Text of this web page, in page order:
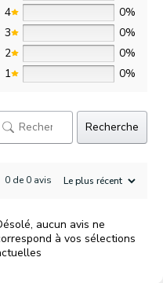
4
0%
3
0%
2
0%
1
0%
Recherche
0 de 0 avis
aucun avis ne
à vos sélections